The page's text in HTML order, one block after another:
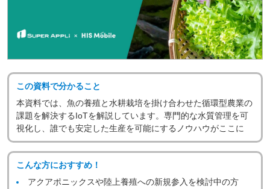
この資料で分かること
本資料では、魚の養殖と水耕栽培を掛け合わせた循環型農業の
課題を解決するIoTを解説しています。専門的な水質管理を可
視化し、誰でも安定した生産を可能にするノウハウがここに
こんな方におすすめ！
アクアポニックスや陸上養殖への新規参入を検討中の方